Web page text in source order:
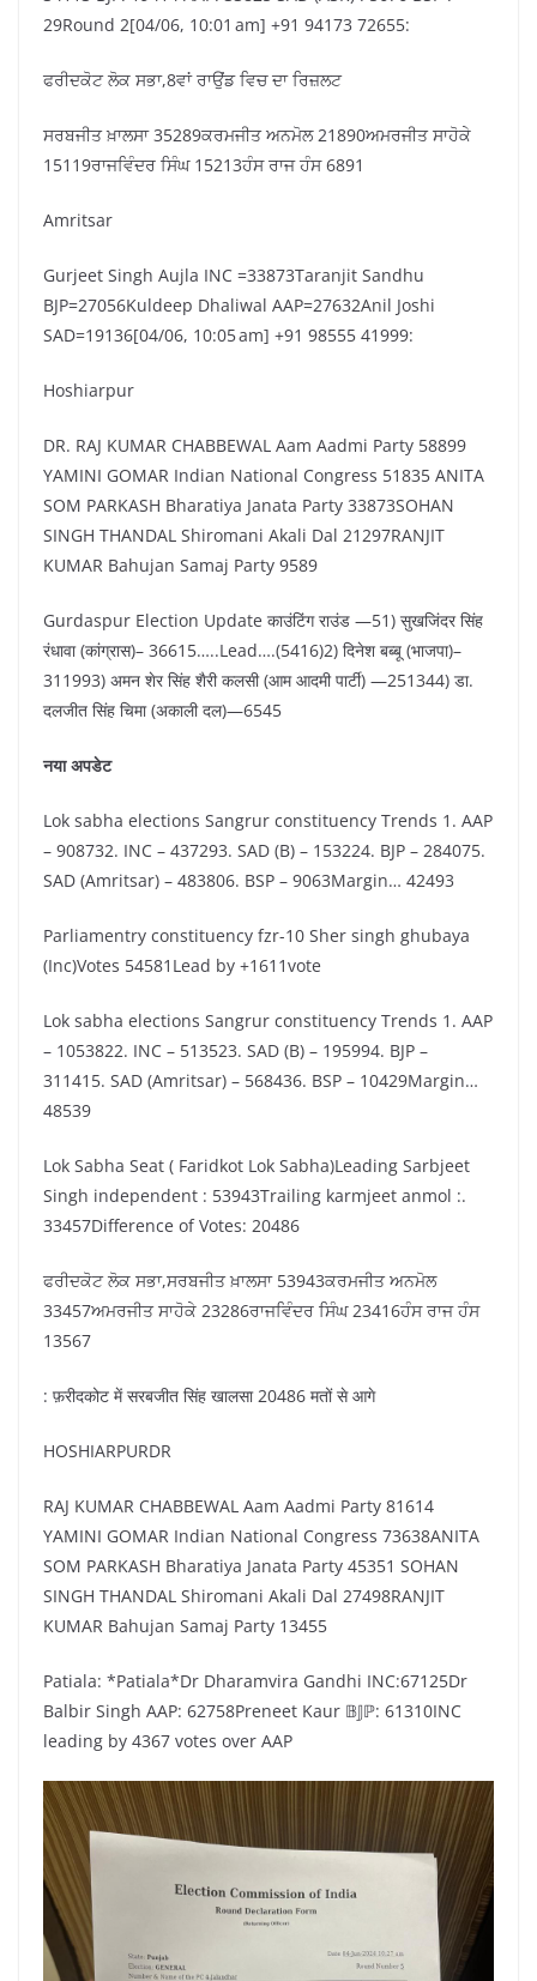
29Round 2[04/06, 10:01 am] +91 94173 72655:
ਫਰੀਦਕੋਟ ਲੋਕ ਸਭਾ,8ਵਾਂ ਰਾਉਂਡ ਵਿਚ ਦਾ ਰਿਜ਼ਲਟ
ਸਰਬਜੀਤ ਖ਼ਾਲਸਾ 35289ਕਰਮਜੀਤ ਅਨਮੋਲ 21890ਅਮਰਜੀਤ ਸਾਹੋਕੇ
15119ਰਾਜਵਿੰਦਰ ਸਿੰਘ 15213ਹੰਸ ਰਾਜ ਹੰਸ 6891
Amritsar
Gurjeet Singh Aujla INC =33873Taranjit Sandhu
BJP=27056Kuldeep Dhaliwal AAP=27632Anil Joshi
SAD=19136[04/06, 10:05 am] +91 98555 41999:
Hoshiarpur
DR. RAJ KUMAR CHABBEWAL Aam Aadmi Party 58899
YAMINI GOMAR Indian National Congress 51835 ANITA
SOM PARKASH Bharatiya Janata Party 33873SOHAN
SINGH THANDAL Shiromani Akali Dal 21297RANJIT
KUMAR Bahujan Samaj Party 9589
Gurdaspur Election Update काउंटिंग राउंड —51) सुखजिंदर सिंह
रंधावा (कांग्रास)– 36615…..Lead….(5416)2) दिनेश बब्बू (भाजपा)–
311993) अमन शेर सिंह शैरी कलसी (आम आदमी पार्टी) —251344) डा.
दलजीत सिंह चिमा (अकाली दल)—6545
नया अपडेट
Lok sabha elections Sangrur constituency Trends 1. AAP
– 908732. ⁠INC – 437293. SAD (B) – 153224. ⁠BJP – 284075.
⁠SAD (Amritsar) – 483806. ⁠BSP – 9063Margin… 42493
Parliamentry constituency fzr-10 Sher singh ghubaya
(Inc)Votes 54581Lead by +1611vote
Lok sabha elections Sangrur constituency Trends 1. AAP
– 1053822. ⁠INC – 513523. SAD (B) – 195994. ⁠BJP –
311415. ⁠SAD (Amritsar) – 568436. ⁠BSP – 10429Margin…
48539
Lok Sabha Seat ( Faridkot Lok Sabha)Leading Sarbjeet
Singh independent : 53943Trailing karmjeet anmol :.
33457Difference of Votes: 20486
ਫਰੀਦਕੋਟ ਲੋਕ ਸਭਾ,ਸਰਬਜੀਤ ਖ਼ਾਲਸਾ 53943ਕਰਮਜੀਤ ਅਨਮੋਲ
33457ਅਮਰਜੀਤ ਸਾਹੋਕੇ 23286ਰਾਜਵਿੰਦਰ ਸਿੰਘ 23416ਹੰਸ ਰਾਜ ਹੰਸ
13567
: फ़रीदकोट में सरबजीत सिंह खालसा 20486 मतों से आगे
HOSHIARPURDR
RAJ KUMAR CHABBEWAL Aam Aadmi Party 81614
YAMINI GOMAR Indian National Congress 73638ANITA
SOM PARKASH Bharatiya Janata Party 45351 SOHAN
SINGH THANDAL Shiromani Akali Dal 27498RANJIT
KUMAR Bahujan Samaj Party 13455
Patiala: *Patiala*Dr Dharamvira Gandhi INC:67125Dr
Balbir Singh AAP: 62758Preneet Kaur 𝔹𝕁ℙ: 61310INC
leading by 4367 votes over AAP